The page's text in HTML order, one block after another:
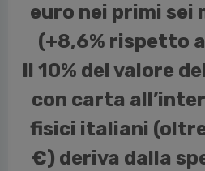
euro nei primi sei
(+8,6% rispetto
Il 10% del valore
con carta
fisici italiani
€) deriva dalla